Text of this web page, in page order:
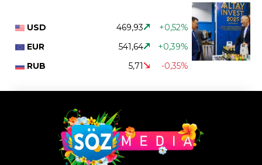
USD 469,93
+0,52%
EUR
541,64
+0,39%
RUB
5,71 -0,35%